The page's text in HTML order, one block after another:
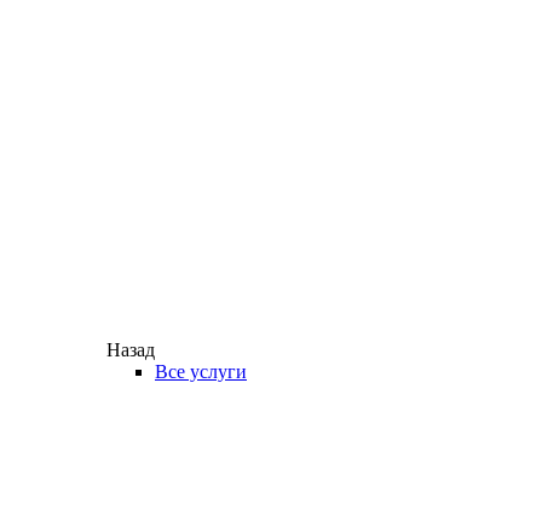
Назад
Все услуги